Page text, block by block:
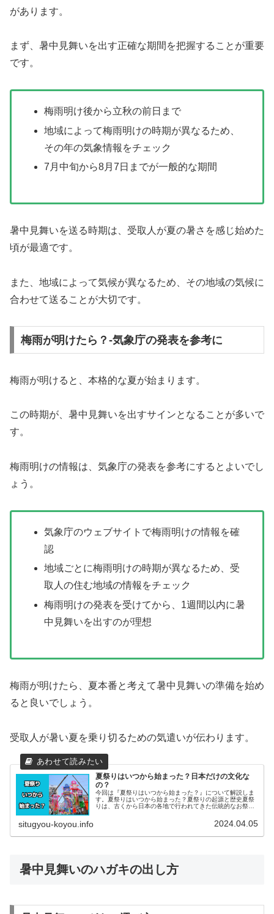
があります。
まず、暑中見舞いを出す正確な期間を把握することが重要
です。
梅雨明け後から立秋の前日まで
地域によって梅雨明けの時期が異なるため、
その年の気象情報をチェック
7月中旬から8月7日までが一般的な期間
暑中見舞いを送る時期は、受取人が夏の暑さを感じ始めた
頃が最適です。
また、地域によって気候が異なるため、その地域の気候に
合わせて送ることが大切です。
梅雨が明けたら？-気象庁の発表を参考に
梅雨が明けると、本格的な夏が始まります。
この時期が、暑中見舞いを出すサインとなることが多いで
す。
梅雨明けの情報は、気象庁の発表を参考にするとよいでし
ょう。
気象庁のウェブサイトで梅雨明けの情報を確
認
地域ごとに梅雨明けの時期が異なるため、受
取人の住む地域の情報をチェック
梅雨明けの発表を受けてから、1週間以内に暑
中見舞いを出すのが理想
梅雨が明けたら、夏本番と考えて暑中見舞いの準備を始め
ると良いでしょう。
受取人が暑い夏を乗り切るための気遣いが伝わります。
夏祭りはいつから始まった？日本だけの文化な
の？
今回は『夏祭りはいつから始まった？』について解説しま
す。夏祭りはいつから始まった？夏祭りの起源と歴史夏祭
りは、古くから日本の各地で行われてきた伝統的なお祭り
situgyou-koyou.info 2024.04.05
暑中見舞いのハガキの出し方